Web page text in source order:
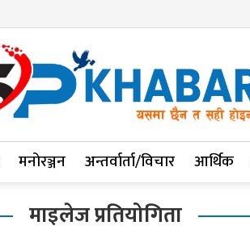
मनोरञ्जन अन्तर्वार्ता/विचार आर्थिक
माइलेज प्रतियोगिता